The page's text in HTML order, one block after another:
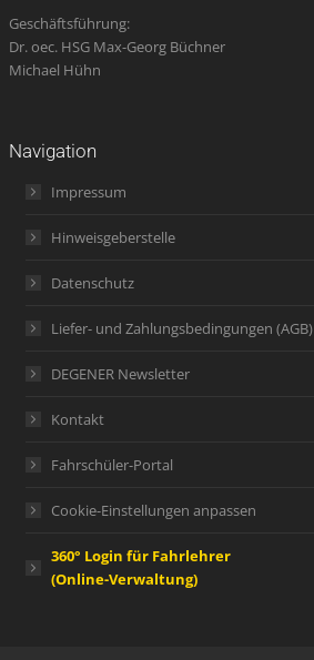
Geschäftsführung:
Dr. oec. HSG Max-Georg Büchner
Michael Hühn
Navigation
Impressum
Hinweisgeberstelle
Datenschutz
Liefer- und Zahlungsbedingungen (AGB)
DEGENER Newsletter
Kontakt
Fahrschüler-Portal
Cookie-Einstellungen anpassen
360° Login für Fahrlehrer
(Online-Verwaltung)